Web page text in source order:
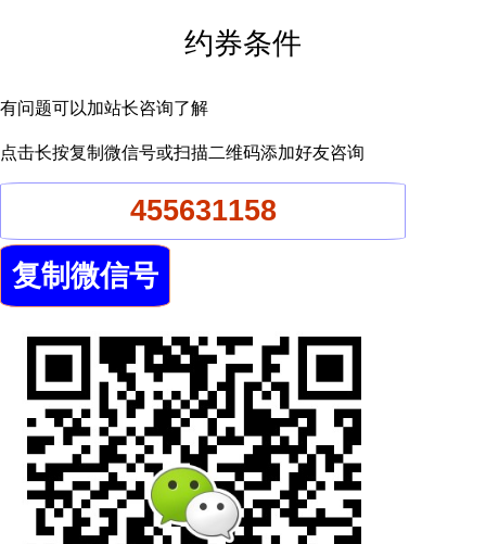
约券条件
有问题可以加站长咨询了解
点击长按复制微信号或扫描二维码添加好友咨询